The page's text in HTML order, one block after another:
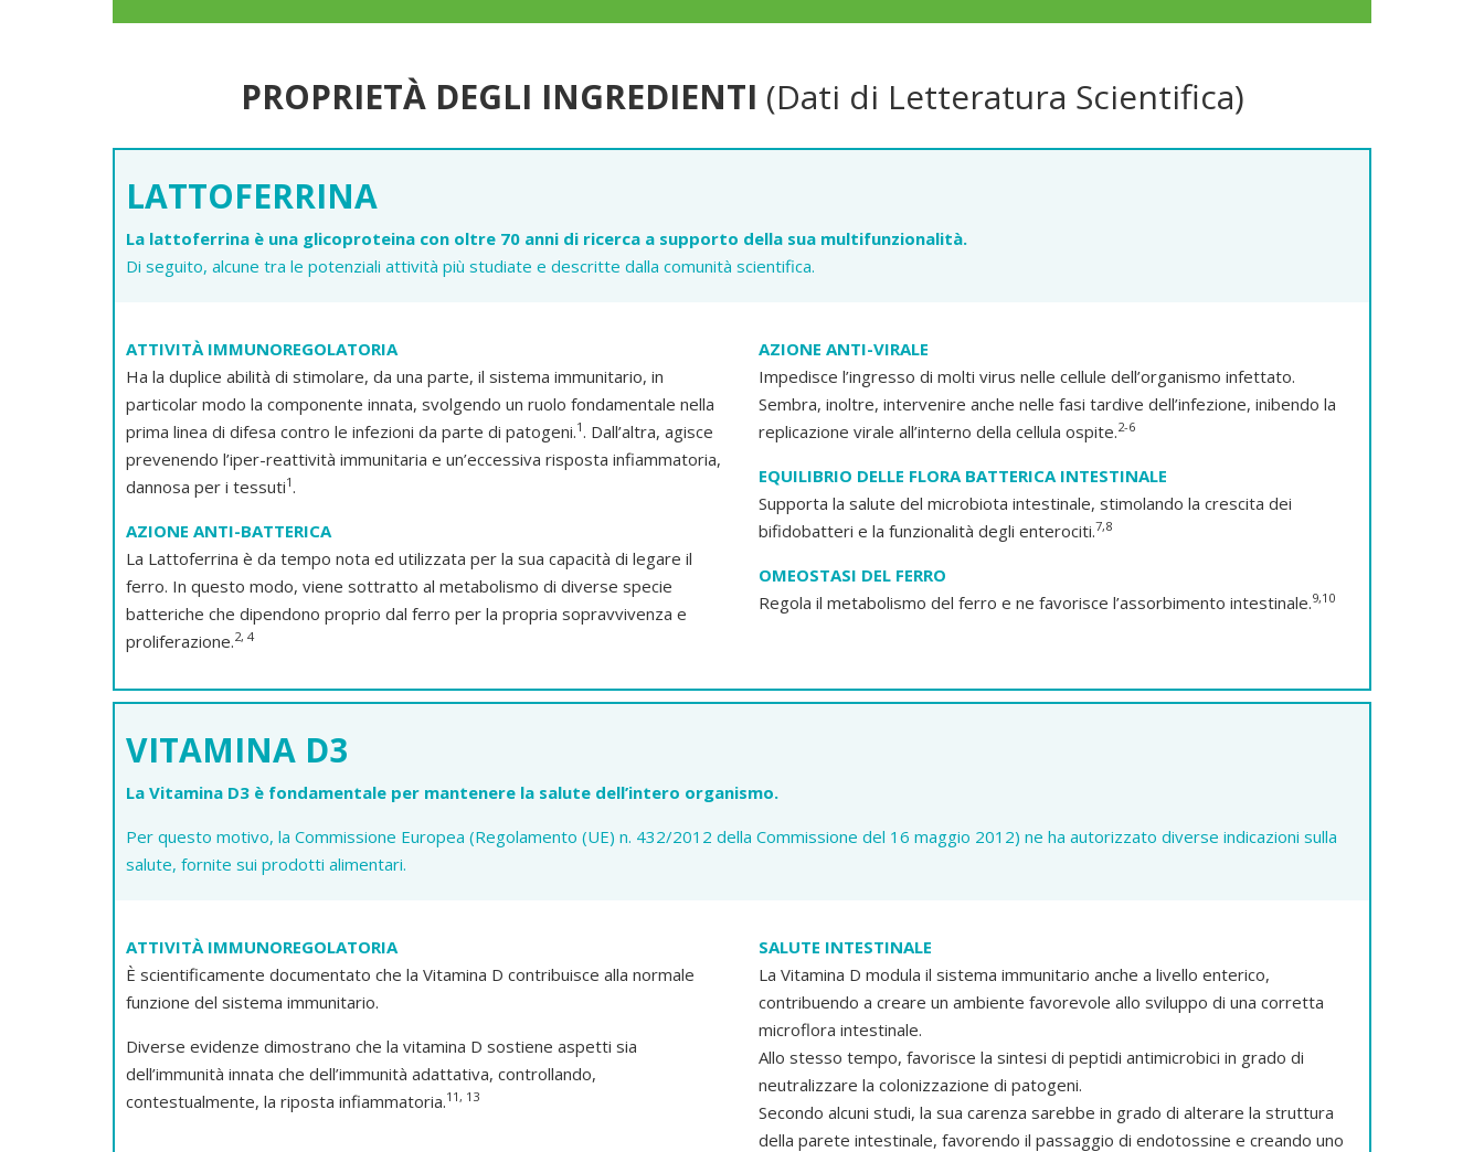
PROPRIETÀ DEGLI INGREDIENTI (Dati di Letteratura Scientifica)
LATTOFERRINA
La lattoferrina è una glicoproteina con oltre 70 anni di ricerca a supporto della sua multifunzionalità.
Di seguito, alcune tra le potenziali attività più studiate e descritte dalla comunità scientifica.
ATTIVITÀ IMMUNOREGOLATORIA
Ha la duplice abilità di stimolare, da una parte, il sistema immunitario, in
particolar modo la componente innata, svolgendo un ruolo fondamentale nella
prima linea di difesa contro le infezioni da parte di patogeni.1 . Dall’altra, agisce
prevenendo l’iper-reattività immunitaria e un’eccessiva risposta infiammatoria,
dannosa per i tessuti1 .
AZIONE ANTI-BATTERICA
La Lattoferrina è da tempo nota ed utilizzata per la sua capacità di legare il
ferro. In questo modo, viene sottratto al metabolismo di diverse specie
batteriche che dipendono proprio dal ferro per la propria sopravvivenza e
proliferazione.2, 4
AZIONE ANTI-VIRALE
Impedisce l’ingresso di molti virus nelle cellule dell’organismo infettato.
Sembra, inoltre, intervenire anche nelle fasi tardive dell’infezione, inibendo la
replicazione virale all’interno della cellula ospite.2-6
EQUILIBRIO DELLE FLORA BATTERICA INTESTINALE
Supporta la salute del microbiota intestinale, stimolando la crescita dei
bifidobatteri e la funzionalità degli enterociti.7,8
OMEOSTASI DEL FERRO
Regola il metabolismo del ferro e ne favorisce l’assorbimento intestinale.9,10
VITAMINA D3
La Vitamina D3 è fondamentale per mantenere la salute dell’intero organismo.
Per questo motivo, la Commissione Europea (Regolamento (UE) n. 432/2012 della Commissione del 16 maggio 2012) ne ha autorizzato diverse indicazioni sulla
salute, fornite sui prodotti alimentari.
ATTIVITÀ IMMUNOREGOLATORIA
È scientificamente documentato che la Vitamina D contribuisce alla normale
funzione del sistema immunitario.
Diverse evidenze dimostrano che la vitamina D sostiene aspetti sia
dell’immunità innata che dell’immunità adattativa, controllando,
contestualmente, la riposta infiammatoria.11, 13
SALUTE INTESTINALE
La Vitamina D modula il sistema immunitario anche a livello enterico,
contribuendo a creare un ambiente favorevole allo sviluppo di una corretta
microflora intestinale.
Allo stesso tempo, favorisce la sintesi di peptidi antimicrobici in grado di
neutralizzare la colonizzazione di patogeni.
Secondo alcuni studi, la sua carenza sarebbe in grado di alterare la struttura
della parete intestinale, favorendo il passaggio di endotossine e creando uno